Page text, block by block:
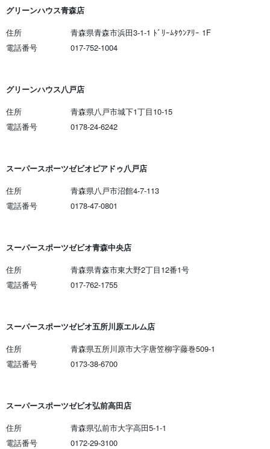
グリーンハウス青森店
住所
青森県青森市浜田3-1-1 ﾄﾞﾘｰﾑﾀｳﾝｱﾘｰ 1F
電話番号
017-752-1004
グリーンハウス八戸店
住所
青森県八戸市城下1丁目10-15
電話番号
0178-24-6242
スーパースポーツゼビオピアドゥ八戸店
住所
青森県八戸市沼館4-7-113
電話番号
0178-47-0801
スーパースポーツゼビオ青森中央店
住所
青森県青森市東大野2丁目12番1号
電話番号
017-762-1755
スーパースポーツゼビオ五所川原エルム店
住所
青森県五所川原市大字唐笠柳字藤巻509-1
電話番号
0173-38-6700
スーパースポーツゼビオ弘前高田店
住所
青森県弘前市大字高田5-1-1
電話番号
0172-29-3100